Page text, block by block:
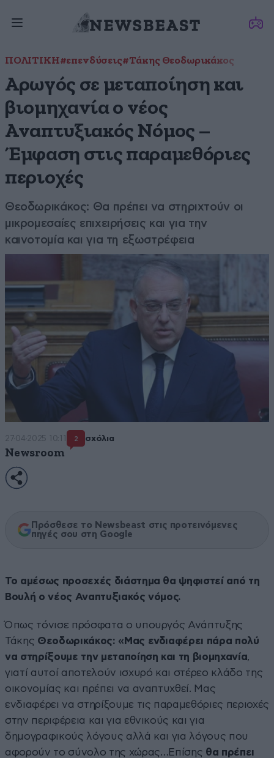
ΠΟΛΙΤΙΚΗ#επενδύσεις#Τάκης Θεοδωρικάκος
Αρωγός σε μεταποίηση και
βιομηχανία ο νέος
Αναπτυξιακός Νόμος –
Έμφαση στις παραμεθόριες
περιοχές
Θεοδωρικάκος: Θα πρέπει να στηριχτούν οι
μικρομεσαίες επιχειρήσεις και για την
καινοτομία και για τη εξωστρέφεια
27·04·2025 10:11 2 σχόλια
Newsroom
Πρόσθεσε το Newsbeast στις προτεινόμενες
πηγές σου στη Google
Το αμέσως προσεχές διάστημα θα ψηφιστεί από τη
Βουλή ο νέος Αναπτυξιακός νόμος.
Όπως τόνισε πρόσφατα ο υπουργός Ανάπτυξης
Τάκης Θεοδωρικάκος: «Μας ενδιαφέρει πάρα πολύ
να στηρίξουμε την μεταποίηση και τη βιομηχανία,
γιατί αυτοί αποτελούν ισχυρό και στέρεο κλάδο της
οικονομίας και πρέπει να αναπτυχθεί. Μας
ενδιαφέρει να στηρίξουμε τις παραμεθόριες περιοχές
στην περιφέρεια και για εθνικούς και για
δημογραφικούς λόγους αλλά και για λόγους που
αφορούν το σύνολο της χώρας…Επίσης θα πρέπει